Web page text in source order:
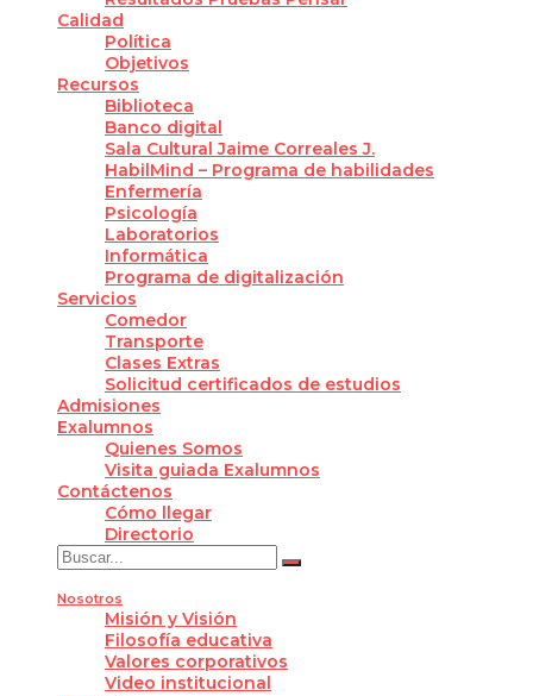
Calidad
Política
Objetivos
Recursos
Biblioteca
Banco digital
Sala Cultural Jaime Correales J.
HabilMind – Programa de habilidades
Enfermería
Psicología
Laboratorios
Informática
Programa de digitalización
Servicios
Comedor
Transporte
Clases Extras
Solicitud certificados de estudios
Admisiones
Exalumnos
Quienes Somos
Visita guiada Exalumnos
Contáctenos
Cómo llegar
Directorio
Nosotros
Misión y Visión
Filosofía educativa
Valores corporativos
Video institucional